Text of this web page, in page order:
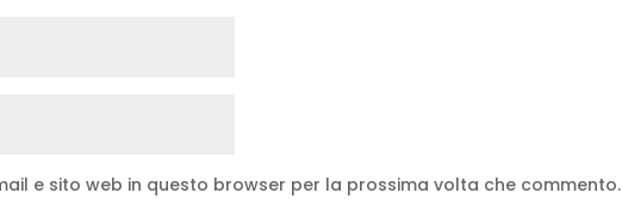
e sito web in questo browser per la prossima volta che commento.